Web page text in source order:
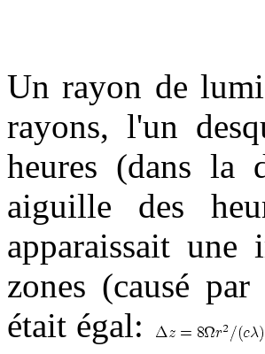
Un rayon de
rayons, l'un
heures (dans la
aiguille des
apparaissait une
zones (causé
était égal: